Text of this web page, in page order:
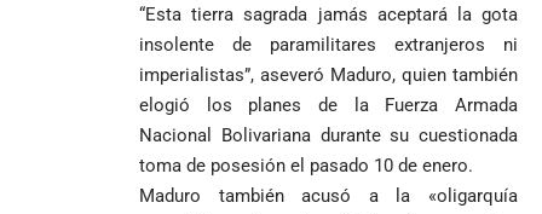
“Esta tierra sagrada jamás aceptará la gota
insolente de paramilitares extranjeros ni
imperialistas”, aseveró Maduro, quien también
elogió los planes de la Fuerza Armada
Nacional Bolivariana durante su cuestionada
toma de posesión el pasado 10 de enero.
Maduro también acusó a la «oligarquía
Tribunal de
Antioquia
niega pérdida
de investidura
a concejales
de Medellín
Sonsón-Rionegro
rechaza fotos
tomadas en
templo de Guarne y
ordena acto de
desagravio
Abelardo de la
Espriella es
Japón rescata
un empate
agónico ante
Países Bajos
camino que no
abandonarse
Cardenal Rueda
pide desarmar el
corazón para
construir juntos